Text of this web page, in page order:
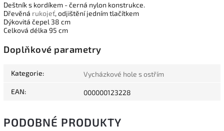
Deštník s kordíkem - černá nylon konstrukce.
Dřevěná rukojeť, odjištění jedním tlačítkem
Dýkovitá čepel 38 cm
Celková délka 95 cm
Doplňkové parametry
Kategorie: Vycházkové hole s ostřím
EAN: 000000123228
PODOBNÉ PRODUKTY